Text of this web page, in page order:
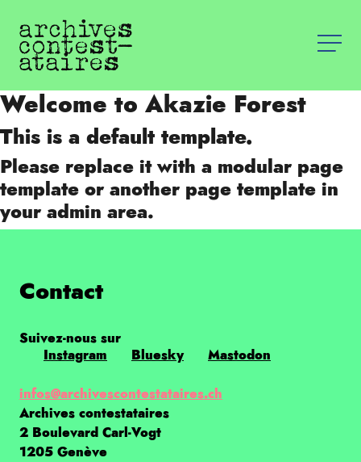
Welcome to Akazie Forest
This is a default template.
Please replace it with a modular page
template or another page template in
your admin area.
Contact
Suivez-nous sur
Instagram
Bluesky Mastodon
infos@archivescontestataires.ch
Archives contestataires
2 Boulevard Carl-Vogt
1205 Genève